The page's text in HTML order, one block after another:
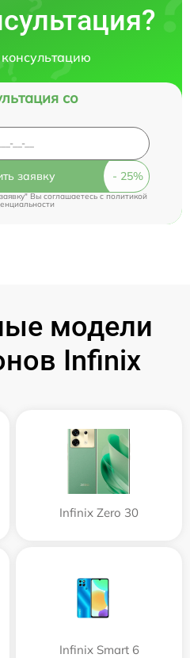
со
заявку
Вы соглашаетесь cполитикой
модели
Infinix
Infinix Zero 30
Infinix Smart 6